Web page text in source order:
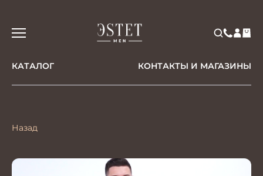
КАТАЛОГ КОНТАКТЫ И МАГАЗИНЫ
Назад